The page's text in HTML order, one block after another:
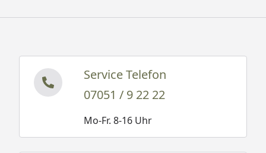
Service Telefon
07051 / 9 22 22
Mo-Fr. 8-16 Uhr